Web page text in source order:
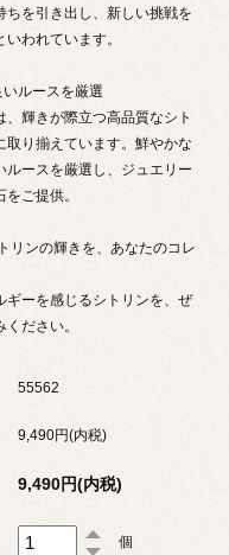
ちを引き出し、新しい挑戦を
われています。
ルースを厳選
、輝きが際立つ高品質なシト
取り揃えています。鮮やかな
ルースを厳選し、ジュエリー
ご提供。
リンの輝きを、あなたのコレ
ギーを感じるシトリンを、ぜ
ださい。
55562
9,490円(内税)
9,490円(内税)
個